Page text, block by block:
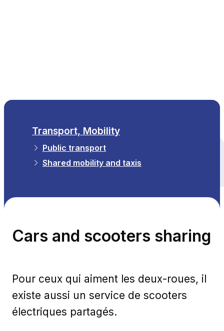
All themes
Transport, Mobility
Public transport
Shared mobility and taxis
Cars and scooters sharing
Pour ceux qui aiment les deux-roues, il
existe aussi un service de scooters
électriques partagés.